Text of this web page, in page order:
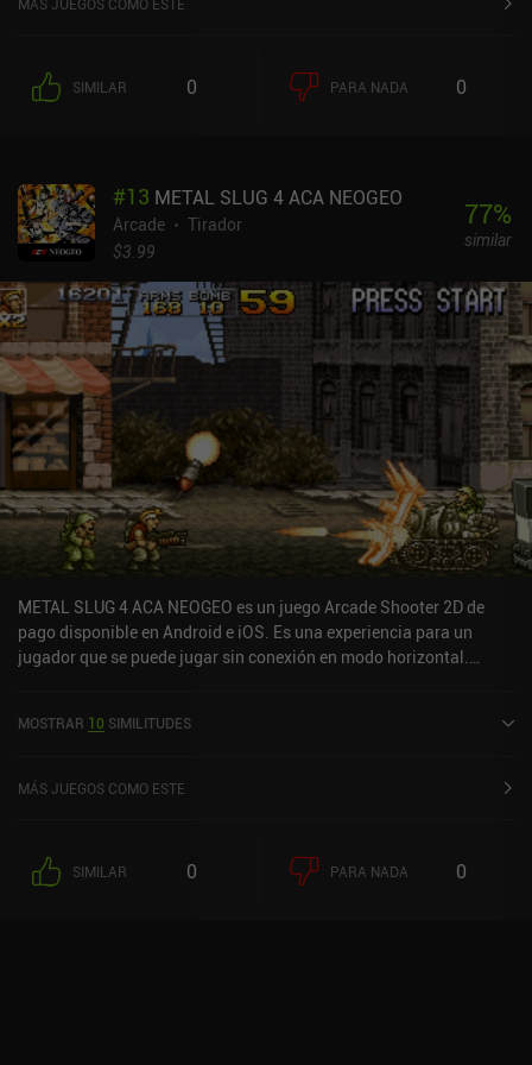
a un mapa relativamente pequeño en el que debemos sobrevivir a
oleadas de enemigos que nos asaltan por todos lados. Pero aquí
continuación, nos llevan a una tienda donde podemos gastar la
moneda que hemos ganado en armas extravagantes adicionales y
objetos que mejoran nuestro poder de diferentes maneras. Como
automáticamente, mientras que nosotros simplemente usamos un
gran joystick para correr y evitar a todos los enemigos. El objetivo
es sobrevivir a 20 oleadas y derrotar al frustrantemente poderoso
jefe final. Aunque no hay progresión permanente aparte de
desbloquear nuevos personajes, la rejugabilidad es bastante alta
gracias al gran número de personajes y a las formas casi
ilimitadas de combinar armas y objetos para crear construcciones
únicas. Brotato es un juego premium de 4,99 $ sin anuncios ni iAP.
El hecho de que modifiquemos nuestras estadísticas a través de
objetos en lugar de desbloquear habilidades me ha llegado al alma
de fan de los RPG y, personalmente, hace de Brotato uno de mis
favoritos del género.
MÁS JUEGOS COMO ESTE
SIMILAR 0 PARA NADA 0
#13 METAL SLUG 4 ACA NEOGEO
Arcade
Tirador
$3.99
77%
similar
METAL SLUG 4 ACA NEOGEO es un juego Arcade Shooter 2D de
pago disponible en Android e iOS. Es una experiencia para un
jugador que se puede jugar sin conexión en modo horizontal.
sobre 5,0 en la App Store de iOS.
MOSTRAR 10 SIMILITUDES
MÁS JUEGOS COMO ESTE
SIMILAR 0 PARA NADA 0